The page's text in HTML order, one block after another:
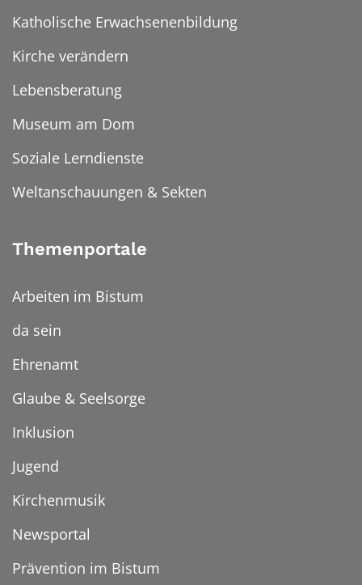
Katholische Erwachsenenbildung
Kirche verändern
Lebensberatung
Museum am Dom
Soziale Lerndienste
Weltanschauungen & Sekten
Themenportale
Arbeiten im Bistum
da sein
Ehrenamt
Glaube & Seelsorge
Inklusion
Jugend
Kirchenmusik
Newsportal
Prävention im Bistum